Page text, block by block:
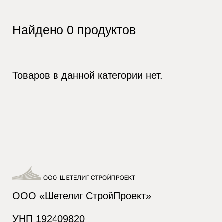
Найдено 0 продуктов
Товаров в данной категории нет.
ООО «Шетелиг СтройПроект»
УНП 192409820